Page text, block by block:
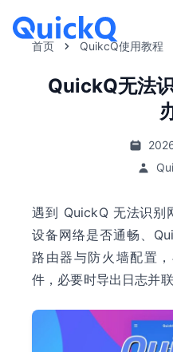
首页 QuikcQ使用教程
QuickQ无法
遇到 QuickQ 无法识别
设备网络是否通畅、
路由器与防火墙配置
件，必要时导出日志并联